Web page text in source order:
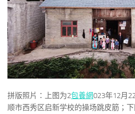
拼版照片：上图为2包養網023年12月
顺市西秀区启新学校的操场跳皮筋；